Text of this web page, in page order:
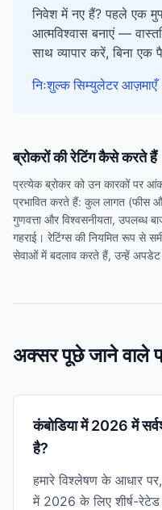
निवेश में नए हैं? पहले एक
आत्मविश्वास बनाएं —
साथ व्यापार करें, बिना एक
निःशुल्क सिम्युलेटर आज़माएँ
ब्रोकरों की रेटिंग कैसे करते हैं
प्रत्येक ब्रोकर को उन कारकों पर
प्रभावित करते हैं: कुल लागत (फीस
गुणवत्ता और विश्वसनीयता, उपलब्ध
गहराई। रेटिंग्स की नियमित रूप से
सेवाओं में बदलाव करते हैं, उन्हें अपडेट
अक्सर पूछे जाने वाले
कंबोडिया में 2026 में
है?
हमारे विश्लेषण के आधार
में 2026 के लिए शीर्ष-